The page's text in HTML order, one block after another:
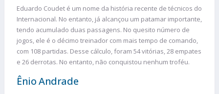
Eduardo Coudet é um nome da história recente de técnicos do
Internacional. No entanto, já alcançou um patamar importante,
tendo acumulado duas passagens. No quesito número de
jogos, ele é o décimo treinador com mais tempo de comando,
com 108 partidas. Desse cálculo, foram 54 vitórias, 28 empates
e 26 derrotas. No entanto, não conquistou nenhum troféu.
Ênio Andrade